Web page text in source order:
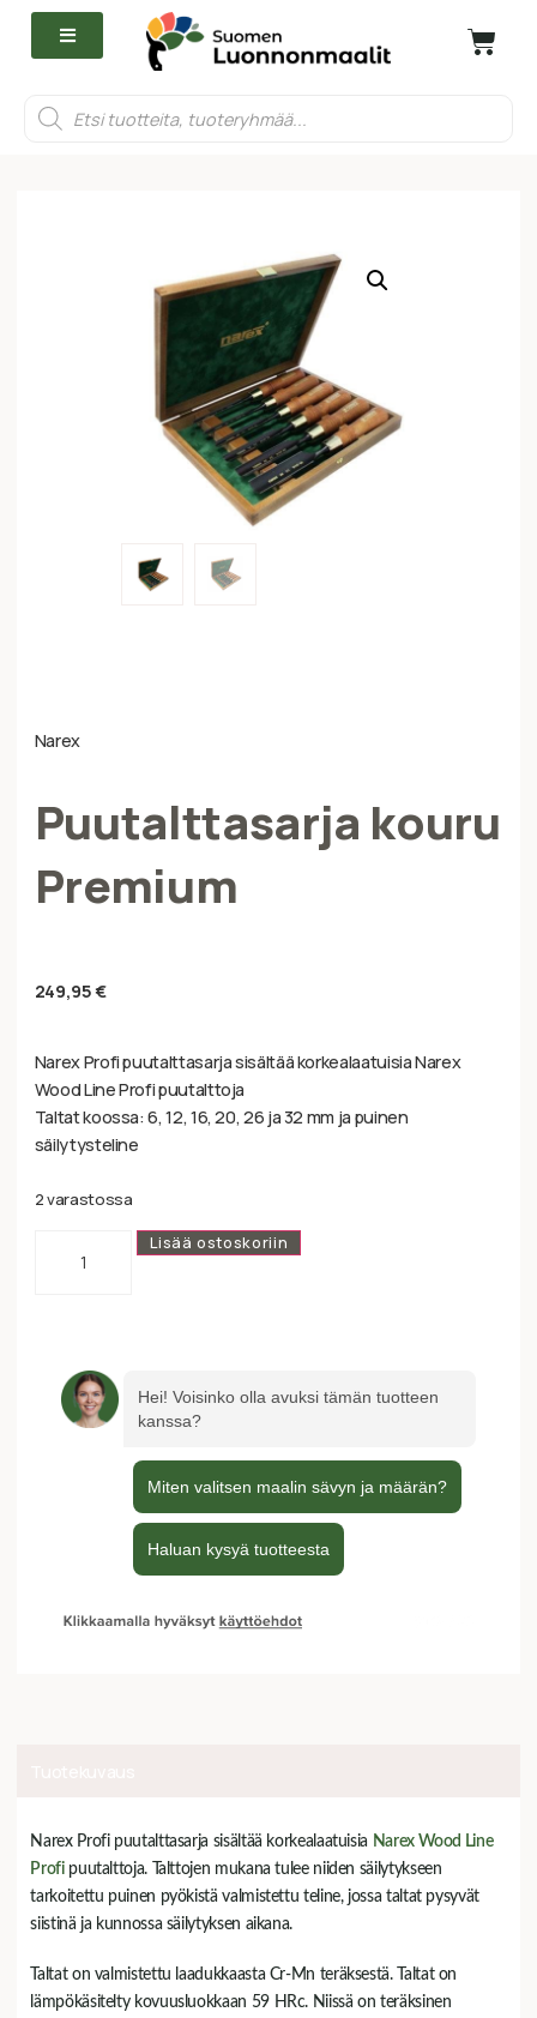
Narex
Puutalttasarja kouru
Premium
249,95€
Narex Profi puutalttasarja sisältää korkealaatuisia Narex
Wood Line Profi puutalttoja
Taltat koossa: 6, 12, 16, 20, 26 ja 32 mm ja puinen
säilytysteline
2 varastossa
Lisää ostoskoriin
Narex Profi puutalttasarja sisältää korkealaatuisia Narex Wood Line
Profipuutalttoja. Talttojen mukana tulee niiden säilytykseen
tarkoitettu puinen pyökistä valmistettu teline, jossa taltat pysyvät
siistinä ja kunnossa säilytyksen aikana.
Taltat on valmistettu laadukkaasta Cr-Mn teräksestä. Taltat on
lämpökäsitelty kovuusluokkaan 59 HRc. Niissä on teräksinen